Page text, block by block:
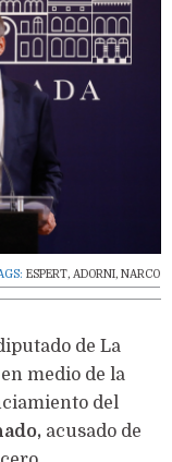
ESPERT, ADORNI, NARCO
de La
en medio de la
del
acusado de